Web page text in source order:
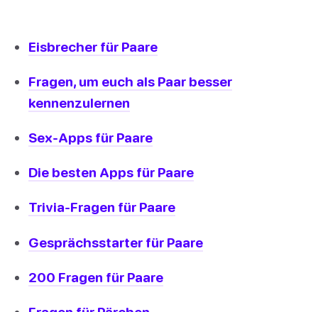
Eisbrecher für Paare
Fragen, um euch als Paar besser
kennenzulernen
Sex-Apps für Paare
Die besten Apps für Paare
Trivia-Fragen für Paare
Gesprächsstarter für Paare
200 Fragen für Paare